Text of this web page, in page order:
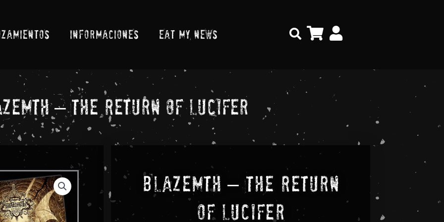
INFORMACIONES EAT MY NEWS Search
– The Return Of Lucifer
Blazemth – The Return
Of Lucifer